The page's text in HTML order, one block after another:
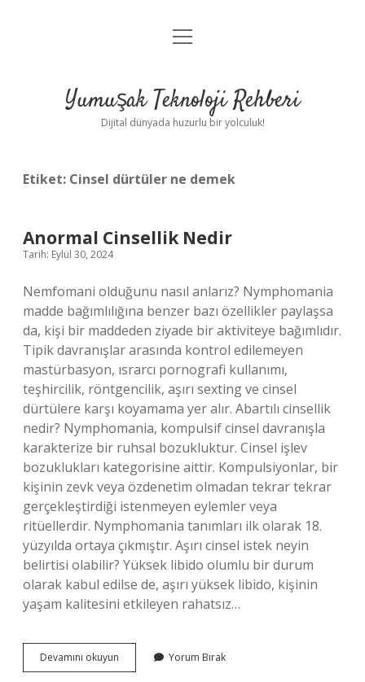
Anasayfa
Yasal Uyarı
menüyü
Yumuşak Teknoloji Rehberi
Dijital dünyada huzurlu bir yolculuk!
Etiket: Cinsel dürtüler ne demek
Anormal Cinsellik Nedir
Tarih: Eylül 30, 2024
Nemfomani olduğunu nasıl anlarız? Nymphomania
madde bağımlılığına benzer bazı özellikler paylaşsa
da, kişi bir maddeden ziyade bir aktiviteye bağımlıdır.
Tipik davranışlar arasında kontrol edilemeyen
mastürbasyon, ısrarcı pornografi kullanımı,
teşhircilik, röntgencilik, aşırı sexting ve cinsel
dürtülere karşı koyamama yer alır. Abartılı cinsellik
nedir? Nymphomania, kompulsif cinsel davranışla
karakterize bir ruhsal bozukluktur. Cinsel işlev
bozuklukları kategorisine aittir. Kompulsiyonlar, bir
kişinin zevk veya özdenetim olmadan tekrar tekrar
gerçekleştirdiği istenmeyen eylemler veya
ritüellerdir. Nymphomania tanımları ilk olarak 18.
yüzyılda ortaya çıkmıştır. Aşırı cinsel istek neyin
belirtisi olabilir? Yüksek libido olumlu bir durum
olarak kabul edilse de, aşırı yüksek libido, kişinin
yaşam kalitesini etkileyen rahatsız…
Devamını okuyun Anormal
Cinsellik
Yorum Bırak